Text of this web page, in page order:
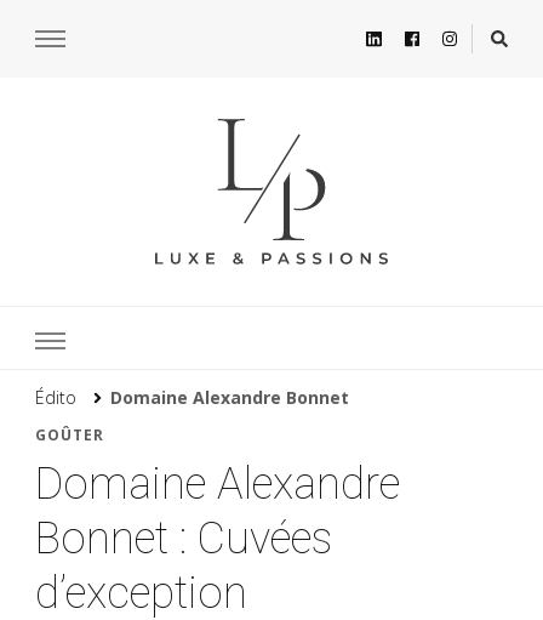
Édito Domaine Alexandre Bonnet
GOÛTER
Domaine Alexandre
Bonnet : Cuvées
d’exception